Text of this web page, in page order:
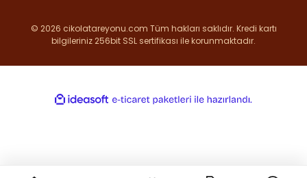
© 2026 cikolatareyonu.com Tüm hakları saklıdır. Kredi kartı
bilgileriniz 256bit SSL sertifikası ile korunmaktadır.
ideasoft
e-